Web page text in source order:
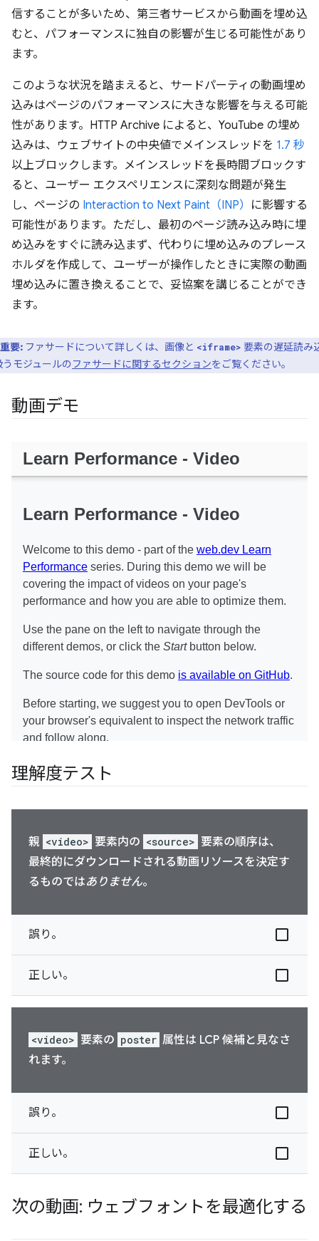
信することが多いため、第三者サービスから動画を埋め込
むと、パフォーマンスに独自の影響が生じる可能性があり
ます。
このような状況を踏まえると、サードパーティの動画埋め
込みはページのパフォーマンスに大きな影響を与える可能
性があります。HTTP Archive によると、YouTube の埋め
込みは、ウェブサイトの中央値でメインスレッドを 1.7 秒
以上ブロックします。メインスレッドを長時間ブロックす
ると、ユーザー エクスペリエンスに深刻な問題が発生
し、ページの Interaction to Next Paint（INP） に影響する
可能性があります。ただし、最初のページ読み込み時に埋
め込みをすぐに読み込まず、代わりに埋め込みのプレース
ホルダを作成して、ユーザーが操作したときに実際の動画
埋め込みに置き換えることで、妥協案を講じることができ
ます。
重要: ファサードについて詳しくは、画像と <iframe> 要素の遅延読み
うモジュールの ファサードに関するセクションをご覧ください。
動画デモ
理解度テスト
親 <video> 要素内の <source> 要素の順序は、
最終的にダウンロードされる動画リソースを決定す
るものではありません。
誤り。
正しい。
<video> 要素の poster 属性は LCP 候補と見なさ
れます。
誤り。
正しい。
次の動画: ウェブフォントを最適化する